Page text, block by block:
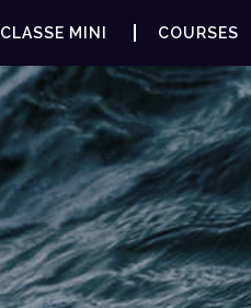
CLASSE MINI COURSES